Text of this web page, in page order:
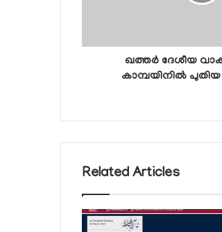
ഖത്തര്‍ ദേശീയ
കാമ്പയിനില്‍ പുതിയ
Related Articles